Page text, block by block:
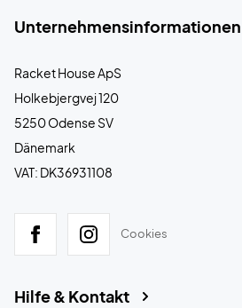
Unternehmensinformationen
Racket House ApS
Holkebjergvej 120
5250 Odense SV
Dänemark
VAT: DK36931108
Cookies
Hilfe & Kontakt